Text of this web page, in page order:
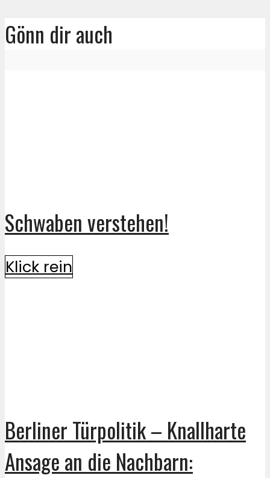
Gönn dir auch
Schwaben verstehen!
Klick rein
Berliner Türpolitik – Knallharte
Ansage an die Nachbarn: